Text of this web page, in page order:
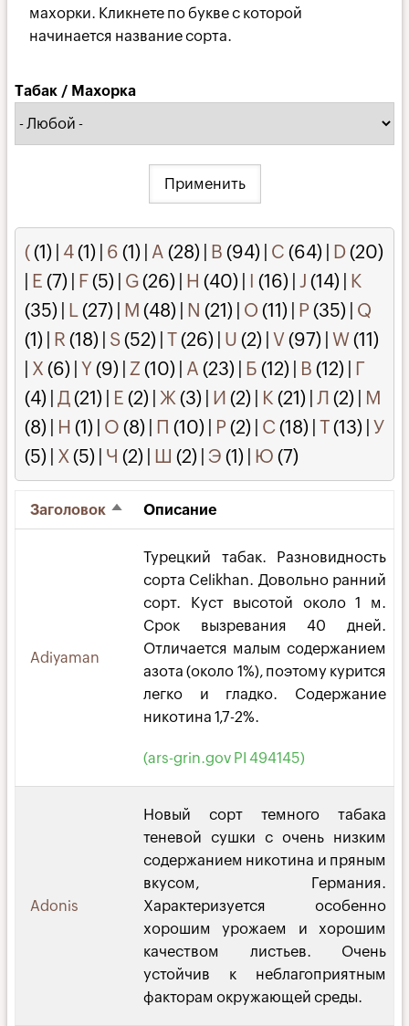
махорки. Кликнете по букве с которой
начинается название сорта.
Табак / Махорка
((1) 4(1) 6 (1) A (28) B (94) C (64) D(20)
E (7) F(5) G(26) H (40) I (16) J (14) K
(35) L (27) M (48) N (21) O (11) P(35) Q
(1) R (18) S(52) T(26) U (2) V(97) W(11)
X (6) Y (9) Z (10) А (23) Б (12) В (12) Г
(4) Д(21) Е (2) Ж (3) И (2) К (21) Л (2)
М
(8)
Н (1) О (8) П (10) Р (2) С(18) Т(13) У
(5) Х (5) Ч (2) Ш (2) Э (1) Ю (7)
Заголовок Сортировать
по
убыванию
Описание
Adiyaman
Турецкий табак. Разновидность
сорта Celikhan. Довольно ранний
сорт. Куст высотой около 1 м.
Срок вызревания 40 дней.
Отличается малым содержанием
азота (около 1%), поэтому курится
легко и гладко. Содержание
никотина 1,7-2%.
(ars-grin.gov PI 494145)
Adonis
Новый сорт темного табака
теневой сушки с очень низким
содержанием никотина и пряным
вкусом, Германия.
Характеризуется особенно
хорошим урожаем и хорошим
качеством листьев. Очень
устойчив к неблагоприятным
факторам окружающей среды.